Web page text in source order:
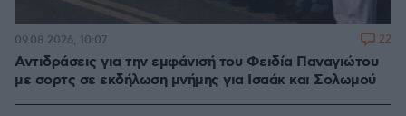
Αντιδράσεις για την εμφάνισή του Φειδία Παναγιώτου
με σορτς σε εκδήλωση μνήμης για Ισαάκ και Σολωμού
09.08.2026, 10:07 22